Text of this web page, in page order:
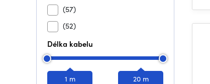
(57)
(52)
Délka kabelu
1 m 20 m